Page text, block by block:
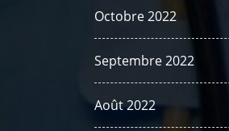
Octobre 2022
Septembre 2022
Août 2022